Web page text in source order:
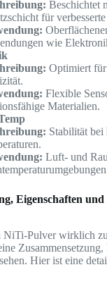
Beschichtet
für
wie
Optimiert
Flexible
Materialien.
Stabilität bei
Luft- und
Eigenschaften
NiTi-Pulver wirklich
Zusammensetzung,
Hier ist eine